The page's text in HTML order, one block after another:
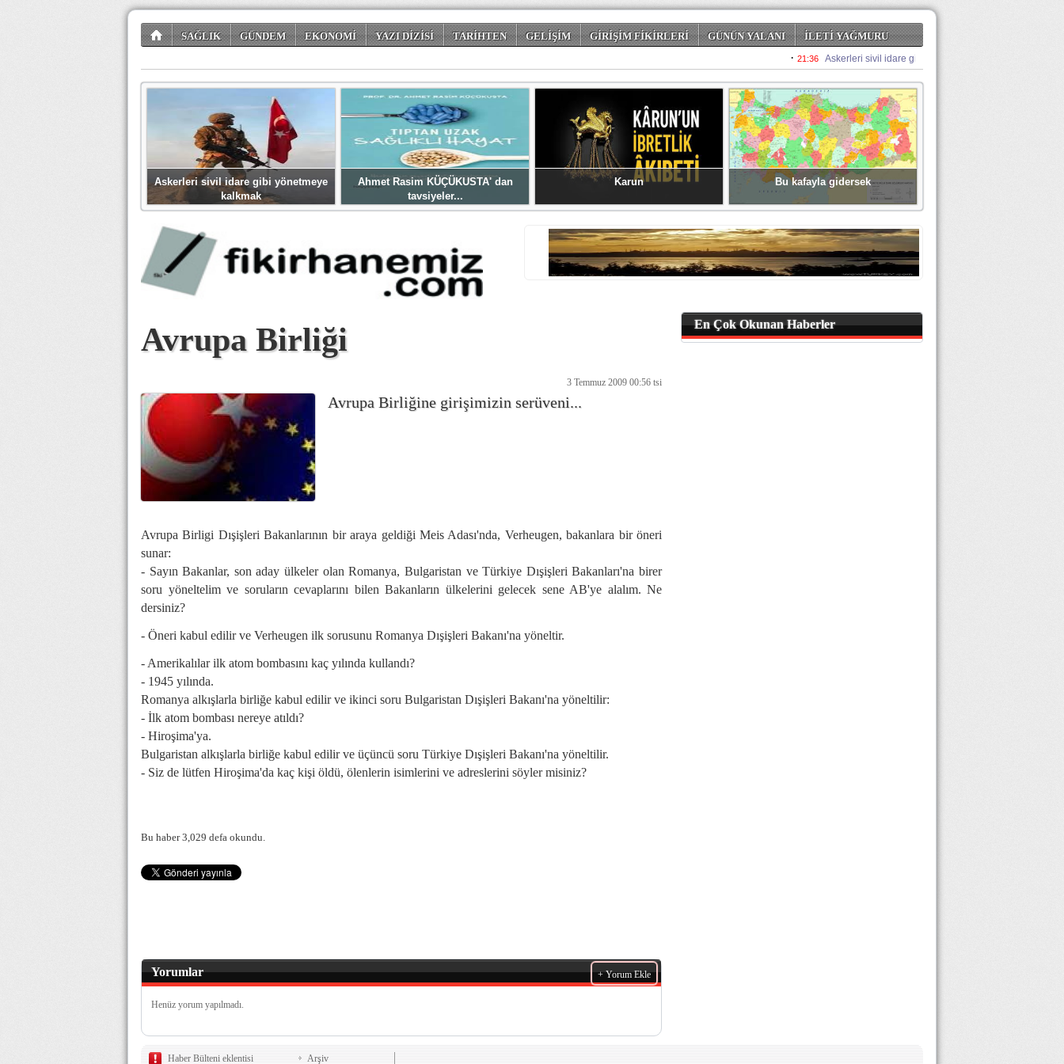
SAĞLIK GÜNDEM EKONOMİ YAZI DİZİSİ TARİHTEN GELİŞİM GİRİŞİM FİKİRLERİ GÜNÜN YALANI
İLETİ YAĞMURU
Askerleri sivil idare gibi yönetmeye
kalkmak
Ahmet Rasim KÜÇÜKUSTA' dan
tavsiyeler...
Karun Bu kafayla gidersek
Avrupa Birliği
3 Temmuz 2009 00:56 tsi
Avrupa Birliğine girişimizin serüveni...
Avrupa Birligi Dışişleri Bakanlarının bir araya geldiği Meis Adası'nda, Verheugen, bakanlara bir öneri
sunar:
- Sayın Bakanlar, son aday ülkeler olan Romanya, Bulgaristan ve Türkiye Dışişleri Bakanları'na birer
soru yöneltelim ve soruların cevaplarını bilen Bakanların ülkelerini gelecek sene AB'ye alalım. Ne
dersiniz?
- Öneri kabul edilir ve Verheugen ilk sorusunu Romanya Dışişleri Bakanı'na yöneltir.
- Amerikalılar ilk atom bombasını kaç yılında kullandı?
- 1945 yılında.
Romanya alkışlarla birliğe kabul edilir ve ikinci soru Bulgaristan Dışişleri Bakanı'na yöneltilir:
- İlk atom bombası nereye atıldı?
- Hiroşima'ya.
Bulgaristan alkışlarla birliğe kabul edilir ve üçüncü soru Türkiye Dışişleri Bakanı'na yöneltilir.
- Siz de lütfen Hiroşima'da kaç kişi öldü, ölenlerin isimlerini ve adreslerini söyler misiniz?
Bu haber 3,029 defa okundu.
Yorumlar + Yorum Ekle
Henüz yorum yapılmadı.
En Çok Okunan Haberler
Haber Bülteni eklentisi Arşiv